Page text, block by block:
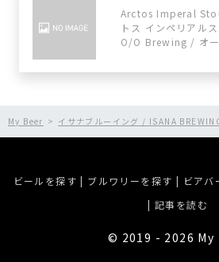
Arctos Imperal
トス インペリアル
O/O Brewing / オー
My Beer イサナブルーイング / ISANA
ビールを探す | ブルワリーを探す | ビアバ
| 記事を読む
©︎ 2019 - 2026 My